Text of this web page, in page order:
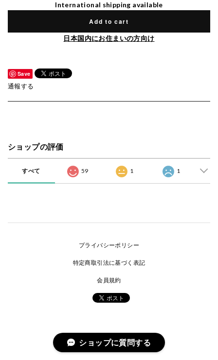
International shipping available
Add to cart
日本国内にお住まいの方向け
Save
通報する
ショップの評価
すべて 59 1 1
プライバシーポリシー
特定商取引法に基づく表記
会員規約
ショップに質問する